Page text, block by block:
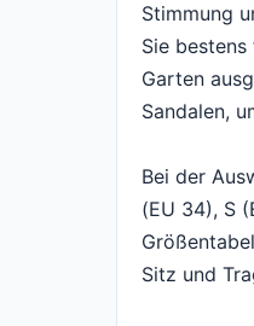
Stimmung
Sie
Garten
Sandalen,
Bei der
(EU 34), S
Sitz und